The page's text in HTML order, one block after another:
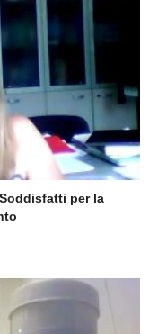
per la